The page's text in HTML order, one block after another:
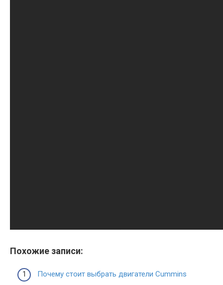
Похожие записи:
Почему стоит выбрать двигатели Cummins